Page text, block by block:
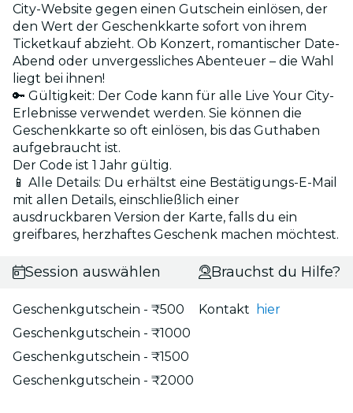
City-Website gegen einen Gutschein einlösen, der
den Wert der Geschenkkarte sofort von ihrem
Ticketkauf abzieht. Ob Konzert, romantischer Date-
Abend oder unvergessliches Abenteuer – die Wahl
liegt bei ihnen!
🔑 Gültigkeit: Der Code kann für alle Live Your City-
Erlebnisse verwendet werden. Sie können die
Geschenkkarte so oft einlösen, bis das Guthaben
aufgebraucht ist.
Der Code ist 1 Jahr gültig.
📱 Alle Details: Du erhältst eine Bestätigungs-E-Mail
mit allen Details, einschließlich einer
ausdruckbaren Version der Karte, falls du ein
greifbares, herzhaftes Geschenk machen möchtest.
Session auswählen
Geschenkgutschein - ₹500
Geschenkgutschein - ₹1000
Geschenkgutschein - ₹1500
Geschenkgutschein - ₹2000
Brauchst du Hilfe?
Kontakt hier